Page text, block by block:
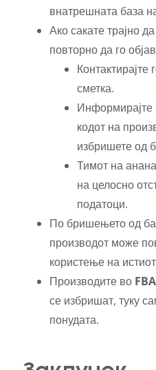
внатрешната база
Ако сакате трајно
повторно да го
сметка.
Информирајте
кодот на
избришете од
Тимот на
на целосно
податоци.
По бришењето од
производот може
користење на
Производите во
се избришат, туку
понудата.